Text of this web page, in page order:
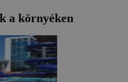
a környéken